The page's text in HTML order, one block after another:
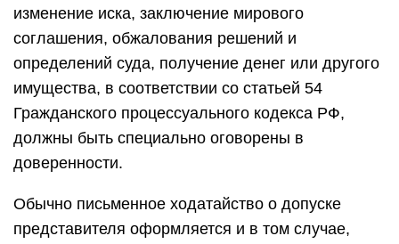
изменение иска, заключение мирового
соглашения, обжалования решений и
определений суда, получение денег или другого
имущества, в соответствии со статьей 54
Гражданского процессуального кодекса РФ,
должны быть специально оговорены в
доверенности.
Обычно письменное ходатайство о допуске
представителя оформляется и в том случае,